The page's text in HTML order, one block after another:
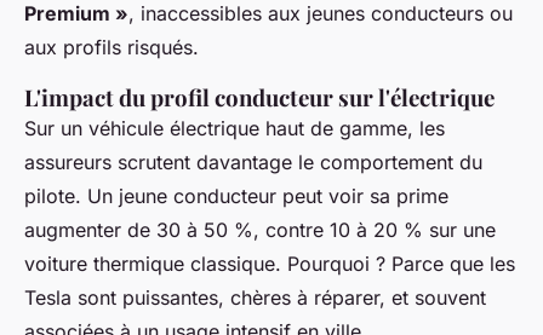
Premium », inaccessibles aux jeunes conducteurs ou
aux profils risqués.
L'impact du profil conducteur sur l'électrique
Sur un véhicule électrique haut de gamme, les
assureurs scrutent davantage le comportement du
pilote. Un jeune conducteur peut voir sa prime
augmenter de 30 à 50 %, contre 10 à 20 % sur une
voiture thermique classique. Pourquoi ? Parce que les
Tesla sont puissantes, chères à réparer, et souvent